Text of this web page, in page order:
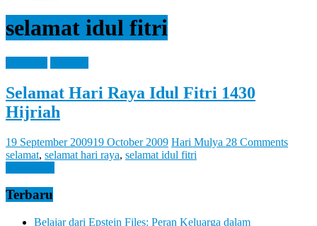
Brain
Can
Analyze
Right
Brain
Let
Feel
It
selamat idul fitri
Selamat Hari Raya Idul Fitri 1430
Hijriah
19 September 200919 October 2009 Hari Mulya 28 Comments
selamat, selamat hari raya, selamat idul fitri
Terbaru
Belajar dari Epstein Files: Peran Keluarga dalam